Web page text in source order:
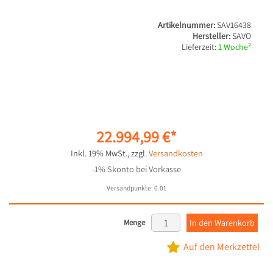
Artikelnummer:SAV16438
Hersteller:SAVO
Lieferzeit:1 Woche²
22.994,99 €
Inkl. 19% MwSt.,zzgl.Versandkosten
-1% Skonto bei Vorkasse
Versandpunkte: 0.01
Menge In den Warenkorb
Auf den Merkzettel